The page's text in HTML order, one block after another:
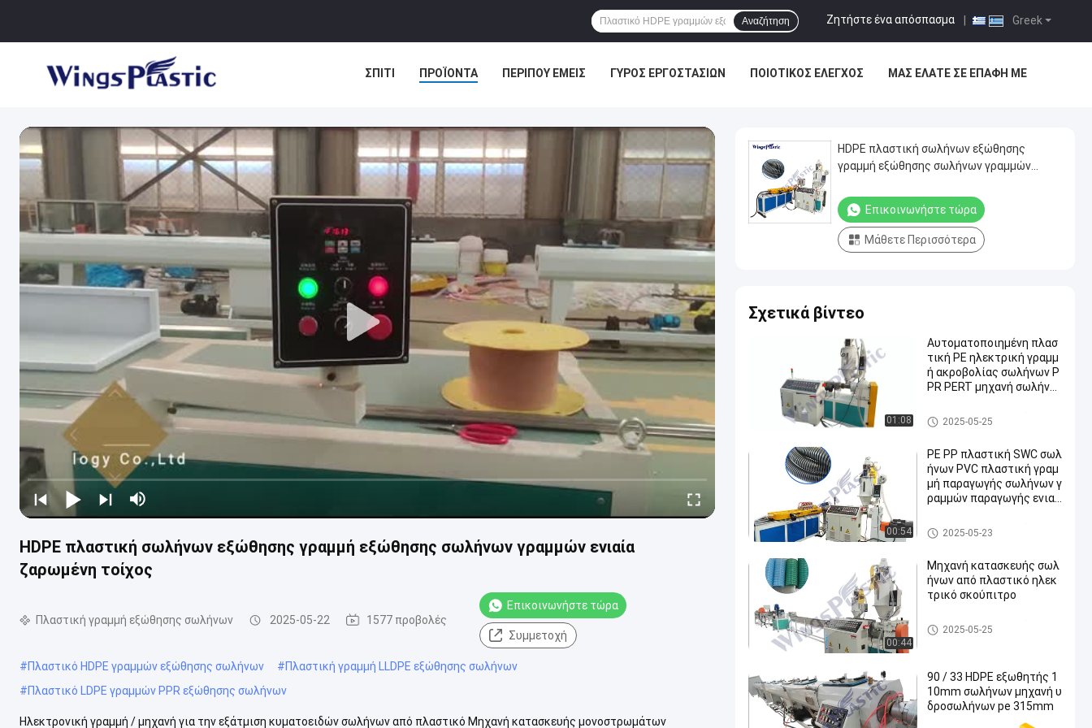
Greek
Ζητήστε ένα απόσπασμα
Αναζήτηση
ΣΠΊΤΙ ΠΡΟΪΌΝΤΑ ΠΕΡΊΠΟΥ ΕΜΕΊΣ ΓΎΡΟΣ ΕΡΓΟΣΤΑΣΊΩΝ ΠΟΙΟΤΙΚΌΣ ΈΛΕΓΧΟΣ ΜΑΣ ΕΛΆΤΕ ΣΕ ΕΠΑΦΉ ΜΕ
HDPE πλαστική σωλήνων εξώθησης γραμμή εξώθησης σωλήνων γραμμών ενιαία
ζαρωμένη τοίχος
Πλαστική γραμμή εξώθησης σωλήνων 2025-05-22 1577 προβολές
Επικοινωνήστε τώρα
Συμμετοχή
#Πλαστικό HDPE γραμμών εξώθησης σωλήνων #Πλαστική γραμμή LLDPE εξώθησης σωλήνων
#Πλαστικό LDPE γραμμών PPR εξώθησης σωλήνων
Ηλεκτρονική γραμμή / μηχανή για την εξάτμιση κυματοειδών σωλήνων από πλαστικό Μηχανή κατασκευής μονοστρωμάτων
HDPE πλαστική σωλήνων εξώθησης
γραμμή εξώθησης σωλήνων γραμμών
Επικοινωνήστε τώρα
Μάθετε Περισσότερα
Σχετικά βίντεο
01:08
Αυτοματοποιημένη πλασ
τική PE ηλεκτρική γραμμ
ή ακροβολίας σωλήνων P
PR PERT μηχανή σωλήνω
Πλαστική γραμμή εξώθησης
σωλήνων
2025-05-25
00:54
PE PP πλαστική SWC σωλ
ήνων PVC πλαστική γραμ
μή παραγωγής σωλήνων γ
ραμμών παραγωγής ενιαί
Πλαστική γραμμή εξώθησης
σωλήνων
2025-05-23
00:44
Μηχανή κατασκευής σωλ
ήνων από πλαστικό ηλεκ
τρικό σκούπιτρο
Πλαστική γραμμή εξώθησης
σωλήνων
2025-05-25
90 / 33 HDPE εξωθητής 1
10mm σωλήνων μηχανή υ
δροσωλήνων pe 315mm